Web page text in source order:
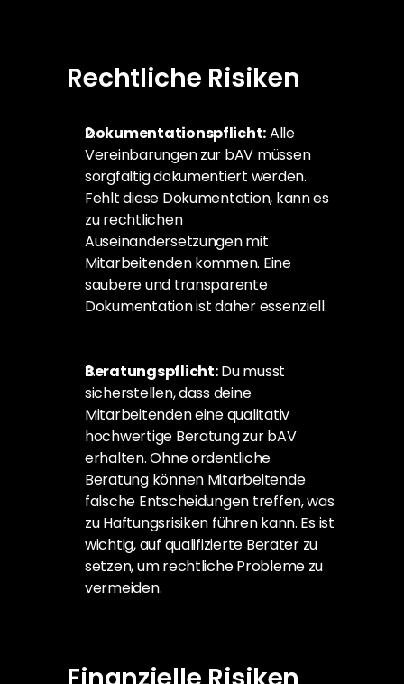
Rechtliche Risiken
Dokumentationspflicht: Alle
Vereinbarungen zur bAV müssen
sorgfältig dokumentiert werden.
Fehlt diese Dokumentation, kann es
zu rechtlichen
Auseinandersetzungen mit
Mitarbeitenden kommen. Eine
saubere und transparente
Dokumentation ist daher essenziell.
Beratungspflicht: Du musst
sicherstellen, dass deine
Mitarbeitenden eine qualitativ
hochwertige Beratung zur bAV
erhalten. Ohne ordentliche
Beratung können Mitarbeitende
falsche Entscheidungen treffen, was
zu Haftungsrisiken führen kann. Es ist
wichtig, auf qualifizierte Berater zu
setzen, um rechtliche Probleme zu
vermeiden.